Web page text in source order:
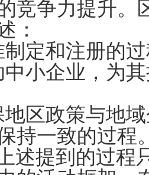
竞争力提升。
：
制定和注册的
中小企业，为
地区政策与地
持一致的过程
述提到的过程